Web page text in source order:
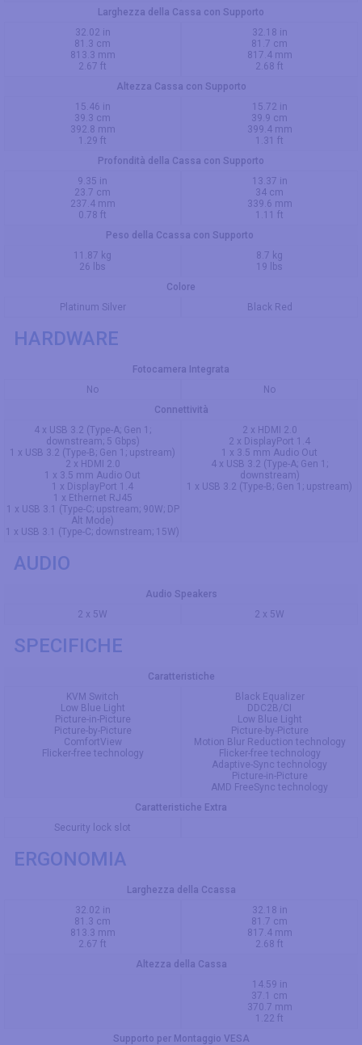
Larghezza della Cassa con Supporto
32.02 in
81.3 cm
813.3 mm
2.67 ft
32.18 in
81.7 cm
817.4 mm
2.68 ft
Altezza Cassa con Supporto
15.46 in
39.3 cm
392.8 mm
1.29 ft
15.72 in
39.9 cm
399.4 mm
1.31 ft
Profondità della Cassa con Supporto
9.35 in
23.7 cm
237.4 mm
0.78 ft
13.37 in
34 cm
339.6 mm
1.11 ft
Peso della Ccassa con Supporto
11.87 kg
26 lbs
8.7 kg
19 lbs
Colore
Platinum Silver
Black Red
HARDWARE
Fotocamera Integrata
No
No
Connettività
4 x USB 3.2 (Type-A; Gen 1;
downstream; 5 Gbps)
1 x USB 3.2 (Type-B; Gen 1; upstream)
2 x HDMI 2.0
1 x 3.5 mm Audio Out
1 x DisplayPort 1.4
1 x Ethernet RJ45
1 x USB 3.1 (Type-C; upstream; 90W; DP
Alt Mode)
1 x USB 3.1 (Type-C; downstream; 15W)
2 x HDMI 2.0
2 x DisplayPort 1.4
1 x 3.5 mm Audio Out
4 x USB 3.2 (Type-A; Gen 1;
downstream)
1 x USB 3.2 (Type-B; Gen 1; upstream)
AUDIO
Audio Speakers
2 x 5W
2 x 5W
SPECIFICHE
Caratteristiche
KVM Switch
Low Blue Light
Picture-in-Picture
Picture-by-Picture
ComfortView
Flicker-free technology
Black Equalizer
DDC2B/CI
Low Blue Light
Picture-by-Picture
Motion Blur Reduction technology
Flicker-free technology
Adaptive-Sync technology
Picture-in-Picture
AMD FreeSync technology
Caratteristiche Extra
Security lock slot
ERGONOMIA
Larghezza della Ccassa
32.02 in
81.3 cm
813.3 mm
2.67 ft
32.18 in
81.7 cm
817.4 mm
2.68 ft
Altezza della Cassa
14.59 in
37.1 cm
370.7 mm
1.22 ft
Supporto per Montaggio VESA